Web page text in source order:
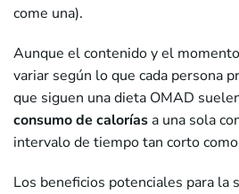
come una).
Aunque el contenido y el
variar según lo que cada persona
que siguen una dieta OMAD
consumo de calorías a una sola
intervalo de tiempo tan corto
Los beneficios potenciales para la